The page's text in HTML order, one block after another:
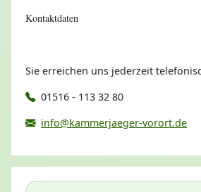
Kontaktdaten
Sie erreichen uns jederzeit
01516 - 113 32 80
info@kammerjaeger-vorort.de